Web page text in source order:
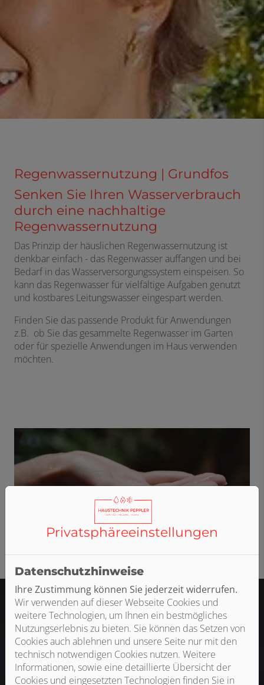
Regenwassernutzung ​| Grundfos
Senken Sie Ihren Wasserverbrauch
durch eine nachhaltige
Regenwassernutzung ​
Das Prinzip der häuslichen Regenwassernutzung ist
denkbar einfach - das Regenwasser auffangen und bei
Bedarf in das Wasserversorgungssystem einspeisen. So
kann das Regenwasser für vielfältige Aufgaben genutzt
und kostbares Leitungswasser eingespart werden.
Finden Sie das passende Produkt für Anwendungen
z.B. ob Sie das gesammelte Regenwasser im Garten
oder für spezielle Anwendungen im Haus verwenden
möchten.
Pumpenberater
Sie möchten Räume oder Behälter entleeren,
Regenwasser oder Grundwasser für Ihre Zwecke nutzen
oder den Wasserdruck erhöhen? Finden Sie hier die
richtige Pumpe für Ihre Anwendung in Haus und
Garten!
Privatsphäre­einstellungen
Datenschutzhinweise
Ihre Zustimmung können Sie jederzeit widerrufen.
Wir verwenden auf dieser Webseite Cookies und
weitere Technologien, um Ihnen ein bestmögliches
Nutzungserlebnis zu bieten. Sie können das Setzen von
Cookies auch ablehnen und unsere Seite nur mit den
technisch notwendigen Cookies nutzen. Weitere
Informationen, sowie eine detaillierte Übersicht der
Cookies und eingesetzten Technologien finden Sie in